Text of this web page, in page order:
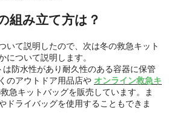
組み立て方は？
いて説明したので、次は冬の救急キット
について説明します。
防水性があり耐久性のある容器に保管
のアウトドア用品店や オンライン救急キ
急キットバッグを販売しています。ま
ドライバッグを使用することもできま